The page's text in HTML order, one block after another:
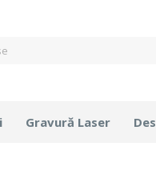
Gravură Laser